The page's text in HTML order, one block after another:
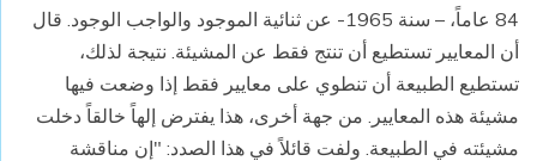
84 عاماً، – سنة 1965- عن ثنائية الموجود والواجب الوجود. قال
أن المعايير تستطيع أن تنتج فقط عن المشيئة. نتيجة لذلك،
تستطيع الطبيعة أن تنطوي على معايير فقط إذا وضعت فيها
مشيئة هذه المعايير. من جهة أخرى، هذا يفترض إلهاً خالقاً دخلت
مشيئته في الطبيعة. ولفت قائلاً في هذا الصدد: "إن مناقشة